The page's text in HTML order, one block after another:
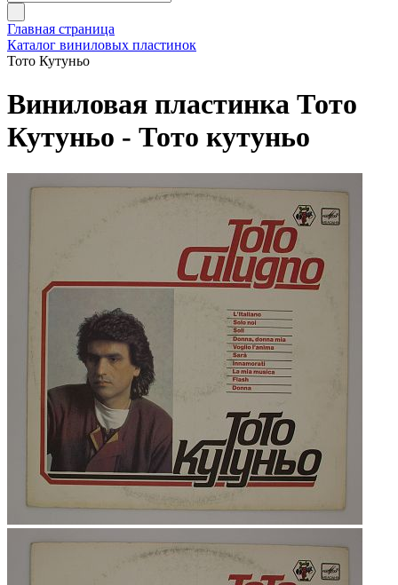
Главная страница
Каталог виниловых пластинок
Тото Кутуньо
Виниловая пластинка Тото
Кутуньо - Тото кутуньо